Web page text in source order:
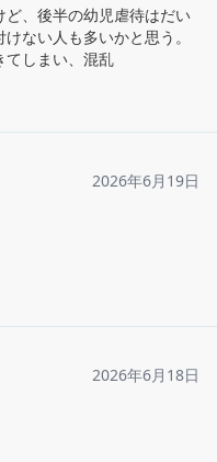
、後半の幼児虐待はだい
ない人も多いかと思う。
てしまい、混乱
2026年6月19日
2026年6月18日